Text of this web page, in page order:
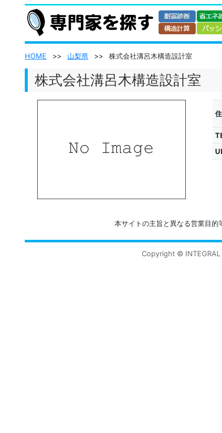
HOME >> 山梨県 >> 株式会社溝呂木構造設計室
株式会社溝呂木構造設計室
本サイトの主旨と異なる営業目
Copyright © INTEGRAL